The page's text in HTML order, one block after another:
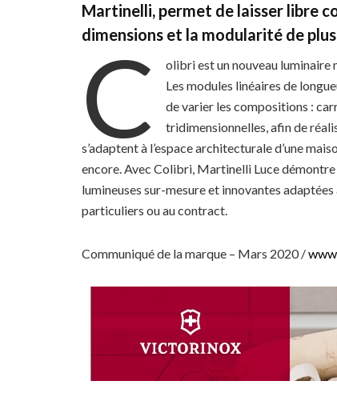
Martinelli, permet de laisser libre
dimensions et la modularité de
C
olibri est un nouveau luminaire
Les modules linéaires de
de varier les compositions :
tridimensionnelles, afin de
s’adaptent à l’espace architecturale d’une
encore. Avec Colibri, Martinelli Luce
lumineuses sur-mesure et innovantes
particuliers ou au contract.
Communiqué de la marque – Mars 2020 /